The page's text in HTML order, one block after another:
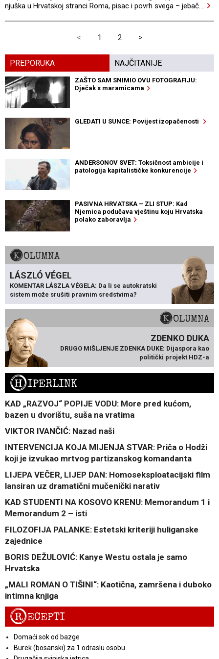
njuška u Hrvatskoj stranci Roma, pisac i povrh svega – jebač…
< 1 2 >
PREPORUKA NAJČITANIJE
ZAŠTO SAM SNIMIO OVU FOTOGRAFIJU:
Dječak s maramicama
GLEDATI U SUNCE: Povijest izopačenosti
ANDERSONOV SVET: Toksičnost ambicije i
patologija kapitalističke konkurencije
PASIVNA HRVATSKA – ZLI STUP: Kad
Njemica podučava vještinu koju Hrvatska
polako zaboravlja
KOLUMNA
LÁSZLÓ VÉGEL
KOMENTAR LÁSZLA VÉGELA: Da li se autokratski
sistem može srušiti pravnim sredstvima?
KOLUMNA
ZDENKO DUKA
DRUGO MIŠLJENJE ZDENKA DUKE: Dijaspora kao
politički projekt HDZ-a
HIPERLINK
KAD „RAZVOJ“ POPIJE VODU: More pred kućom,
bazen u dvorištu, suša na vratima
VIKTOR IVANČIĆ: Nazad naši
INTERVENCIJA KOJA MIJENJA STVAR: Priča o Hodži
koji je izvukao mrtvog partizanskog komandanta
LIJEPA VEČER, LIJEP DAN: Homoseksploatacijski film
lansiran uz dramatični mučenički narativ
KAD STUDENTI NA KOSOVO KRENU: Memorandum 1 i
Memorandum 2 – isti
FILOZOFIJA PALANKE: Estetski kriteriji huliganske
zajednice
BORIS DEŽULOVIĆ: Kanye Westu ostala je samo
Hrvatska
„MALI ROMAN O TIŠINI“: Kaotična, zamršena i duboko
intimna knjiga
RECEPTI
Domaći sok od bazge
Burek (bosanski) za 1 odraslu osobu